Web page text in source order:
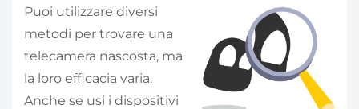
Puoi utilizzare diversi
metodi per trovare una
telecamera nascosta, ma
la loro efficacia varia.
Anche se usi i dispositivi